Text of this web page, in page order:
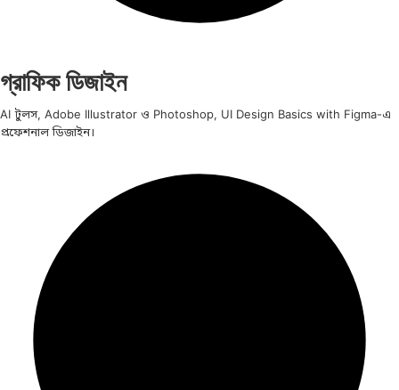
গ্রাফিক ডিজাইন
AI টুলস, Adobe Illustrator ও Photoshop, UI Design Basics with Figma-এ
প্রফেশনাল ডিজাইন।